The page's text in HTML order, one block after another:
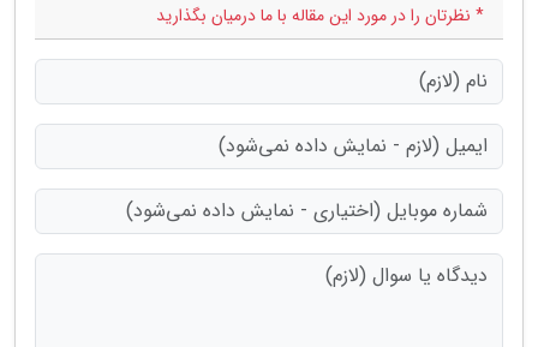
* نظرتان را در مورد این مقاله با ما درمیان بگذارید